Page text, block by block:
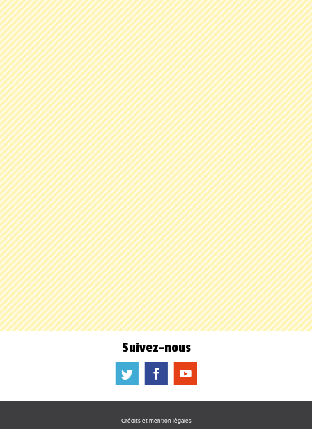
Suivez-nous
a b f
Crédits et mention légales